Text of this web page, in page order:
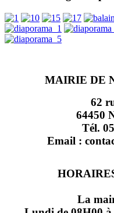
MAIRIE DE
62
64450
Tél.
Email :
La